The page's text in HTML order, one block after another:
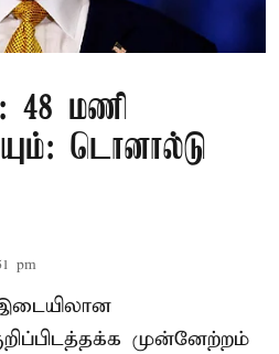
48 மணி
டொனால்டு
pm
முன்னேற்றம்